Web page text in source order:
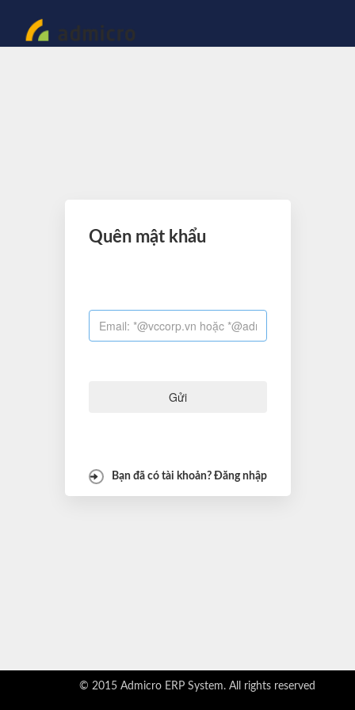
Quên mật khẩu
Gửi
Bạn đã có tài khoản? Đăng nhập
© 2015 Admicro ERP System. All rights reserved